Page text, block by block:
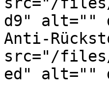
d9" alt=""
Anti-
src="/files/
ed" alt=""